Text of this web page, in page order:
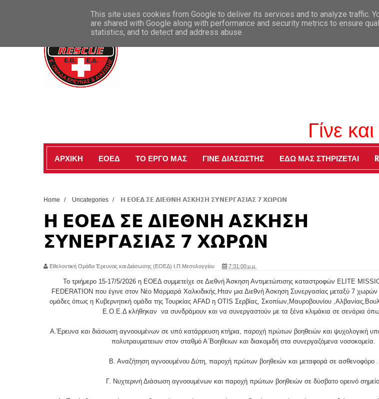
ΚΑΛΩΣ ΗΡΘΑΤΕ ΣΤΗΝ ΕΠΙΣΗΜΗ ΣΕΛΙΔΑ ΜΑΣ
Γίνε και
ΑΡΧΙΚΗ ΕΟΕΔ ΤΟ ΕΡΓΟ ΜΑΣ ΓΙΝΕ ΔΙΑΣΩΣΤΗΣ ΕΔΩ ΜΑΣ ΣΤΗΡΙΖΕΤΑΙ
Home / Uncategories / 𝝜 𝝚𝝤𝝚𝝙 𝝨𝝚 𝝙𝝞𝝚𝝝𝝢𝝜 𝝖𝝨𝝟𝝜𝝨𝝜 𝝨𝝪𝝢𝝚𝝦𝝘𝝖𝝨𝝞𝝖𝝨 𝟳 𝝬𝝮𝝦𝝮𝝢
𝝜 𝝚𝝤𝝚𝝙 𝝨𝝚 𝝙𝝞𝝚𝝝𝝢𝝜 𝝖𝝨𝝟𝝜𝝨𝝜
𝝨𝝪𝝢𝝚𝝦𝝘𝝖𝝨𝝞𝝖𝝨 𝟳 𝝬𝝮𝝦𝝮𝝢
Εθελοντική Ομάδα Έρευνας και Διάσωσης (ΕΟΕΔ) Ι.Π.Μεσολογγίου 7:31:00 μ.μ.
Το τριήμερο 15-17/5/2026 η ΕΟΕΔ συμμετείχε σε Διεθνή Άσκηση Αντιμετώπισης καταστροφών ELITE
FEDERATION που έγινε στον Νέο Μαρμαρά Χαλκιδικής.Ηταν μια Διεθνή Άσκηση Συνεργασίας μεταξύ 7 χωρών
ομάδες όπως η Κυβερνητική ομάδα της Τουρκίας AFAD η ΟΤΙS Σερβίας, Σκοπίων,Μαυροβουνίου
Ε.Ο.Ε.Δ κλήθηκαν να συνδράμουν και να συνεργαστούν με τα ξένα κλιμάκια σε σενάρια
Α.Έρευνα και διάσωση αγνοουμένων σε υπό κατάρρευση κτήρια, παροχή πρώτων βοηθειών και ψυχολογική
πολυτραυματειων στον σταθμό Α΄Βοηθειων και διακομιδή στα συνεργαζόμενα νοσοκομεία.
Β. Αναζήτηση αγνοουμένου Δύτη, παροχή πρώτων βοηθειών και μεταφορά σε ασθενοφόρο .
Γ. Νυχτερινή Διάσωση αγνοουμένων και παροχή πρώτων βοηθειών σε δύσβατο ορεινό
This site uses cookies from Google to deliver its services and to analyze traffic.
are shared with Google along with performance and security metrics to ensure
statistics, and to detect and address abuse.